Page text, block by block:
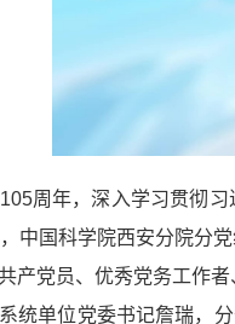
周年，深入学习贯彻
中国科学院西安分院分
产党员、优秀党务工作
统单位党委书记詹瑞，